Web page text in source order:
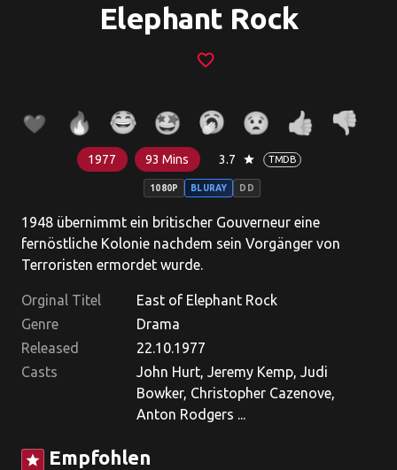
Elephant Rock
favorite_border
1977 93 Mins 3.7 star TMDB
1080P BLURAY DD
1948 übernimmt ein britischer Gouverneur eine
fernöstliche Kolonie nachdem sein Vorgänger von
Terroristen ermordet wurde.
Orginal Titel
East of Elephant Rock
Genre
Drama
Released
22.10.1977
Casts
John Hurt, Jeremy Kemp, Judi
Bowker, Christopher Cazenove,
Anton Rodgers ...
star Empfohlen